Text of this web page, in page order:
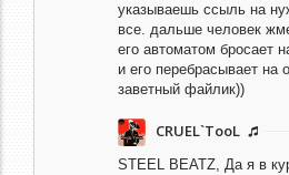
указываешь ссыль на
все. дальше человек
его автоматом бросает
и его перебрасывает на
заветный файлик))
CRUEL`TooL
STEEL BEATZ, Да я в